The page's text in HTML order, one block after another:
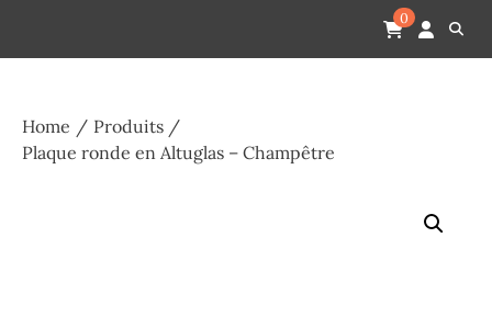
content
Espace Funéraire Michel Gardechaux
0
Home
Produits
Plaque ronde en Altuglas – Champêtre